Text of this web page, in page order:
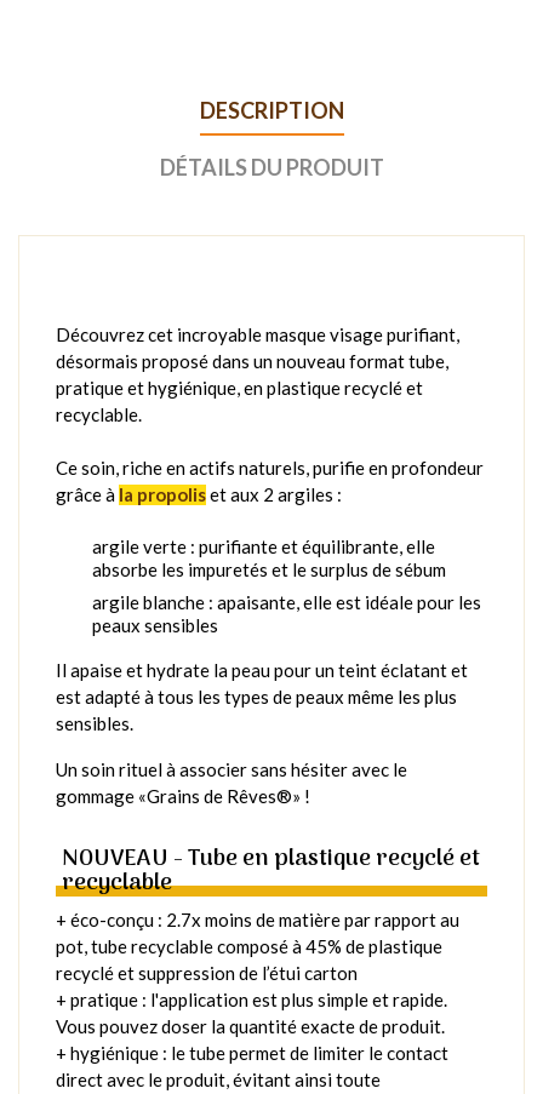
DESCRIPTION
DÉTAILS DU PRODUIT
Découvrez cet incroyable masque visage purifiant,
désormais proposé dans un nouveau format tube,
pratique et hygiénique, en plastique recyclé et
recyclable.
Ce soin, riche en actifs naturels, purifie en profondeur
grâce à la propoliset aux 2 argiles :
argile verte : purifiante et équilibrante, elle
absorbe les impuretés et le surplus de sébum
argile blanche : apaisante, elle est idéale pour les
peaux sensibles
Il apaise et hydrate la peau pour un teint éclatant et
est adapté à tous les types de peaux même les plus
sensibles.
Un soin rituel à associer sans hésiter avec le
gommage «Grains de Rêves®» !
NOUVEAU - Tube en plastique recyclé et
recyclable
+ éco-conçu : 2.7x moins de matière par rapport au
pot, tube recyclable composé à 45% de plastique
recyclé et suppression de l’étui carton
+ pratique : l'application est plus simple et rapide.
Vous pouvez doser la quantité exacte de produit.
+ hygiénique : le tube permet de limiter le contact
direct avec le produit, évitant ainsi toute